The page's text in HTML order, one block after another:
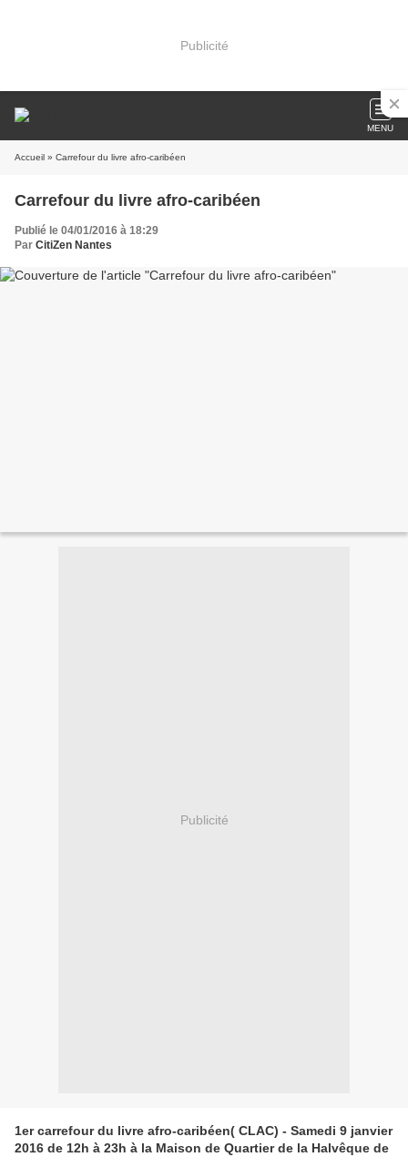
Publicité
MENU
Accueil » Carrefour du livre afro-caribéen
Carrefour du livre afro-caribéen
Publié le 04/01/2016 à 18:29
Par CitiZen Nantes
Publicité
1er carrefour du livre afro-caribéen( CLAC) - Samedi 9 janvier
2016 de 12h à 23h à la Maison de Quartier de la Halvêque de